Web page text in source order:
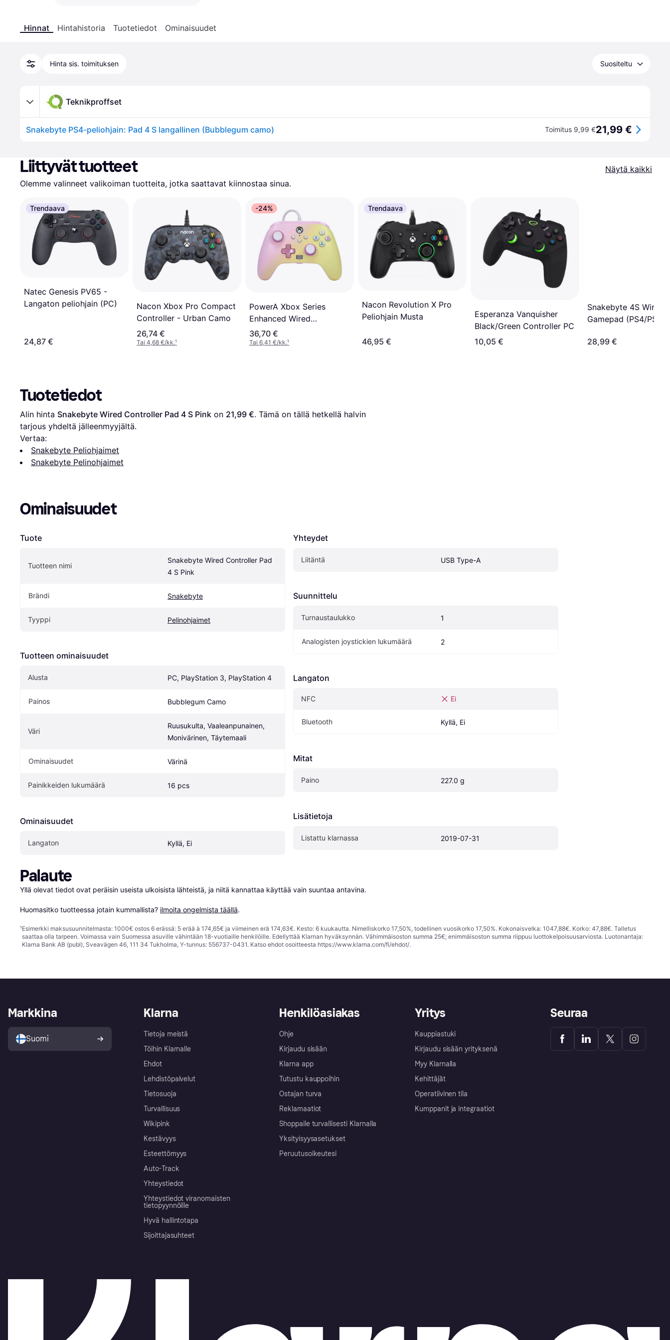
Hinnat Hintahistoria Tuotetiedot Ominaisuudet
Hinta sis. toimituksen Suositeltu
Teknikproffset
Snakebyte PS4-peliohjain: Pad 4 S langallinen (Bubblegum camo) Toimitus 9,99 €21,99 €
Liittyvät tuotteet
Näytä kaikki
Olemme valinneet valikoiman tuotteita, jotka saattavat kiinnostaa sinua.
Trendaava
Natec Genesis PV65 -
Langaton peliohjain (PC)
24,87 €
Nacon Xbox Pro Compact
Controller - Urban Camo
26,74 €
Tai 4,68 €/kk.¹
-24%
PowerA Xbox Series
Enhanced Wired
Controller - Pink
Lemonade
36,70 €
Tai 6,41 €/kk.¹
Trendaava
Nacon Revolution X Pro
Peliohjain Musta
46,95 €
Esperanza Vanquisher
Black/Green Controller PC
10,05 €
Snakebyte 4S
Gamepad (PS4/PS3)
28,99 €
Tuotetiedot
Alin hinta Snakebyte Wired Controller Pad 4 S Pink on 21,99 €. Tämä on tällä hetkellä halvin
tarjous yhdeltä jälleenmyyjältä.
Vertaa:
Snakebyte Peliohjaimet
Snakebyte Pelinohjaimet
Ominaisuudet
Tuote
Tuotteen nimi
Snakebyte Wired Controller Pad
4 S Pink
Brändi Snakebyte
Tyyppi Pelinohjaimet
Tuotteen ominaisuudet
Alusta PC, PlayStation 3, PlayStation 4
Painos Bubblegum Camo
Väri
Ruusukulta, Vaaleanpunainen,
Monivärinen, Täytemaali
Ominaisuudet Värinä
Painikkeiden lukumäärä 16 pcs
Ominaisuudet
Langaton Kyllä, Ei
Yhteydet
Liitäntä USB Type-A
Suunnittelu
Turnaustaulukko 1
Analogisten joystickien lukumäärä 2
Langaton
NFC Ei
Bluetooth Kyllä, Ei
Mitat
Paino 227.0 g
Lisätietoja
Listattu klarnassa 2019-07-31
Palaute
Yllä olevat tiedot ovat peräisin useista ulkoisista lähteistä, ja niitä kannattaa käyttää vain suuntaa antavina.
Huomasitko tuotteessa jotain kummallista? ilmoita ongelmista täällä.
¹Esimerkki maksusuunnitelmasta: 1000€ ostos 6 erässä: 5 erää à 174,65€ ja viimeinen erä 174,63€. Kesto: 6 kuukautta. Nimelliskorko 17,50%, todellinen vuosikorko 17,50%. Kokonaisvelka: 1047,88€. Korko: 47,88€. Talletus
saattaa olla tarpeen. Voimassa vain Suomessa asuville vähintään 18-vuotiaille henkilöille. Edellyttää Klarnan hyväksynnän. Vähimmäisoston summa 25€; enimmäisoston summa riippuu luottokelpoisuusarviosta. Luotonantaja:
Klarna Bank AB (publ), Sveavägen 46, 111 34 Tukholma, Y-tunnus: 556737-0431. Katso ehdot osoitteesta https://www.klarna.com/fi/ehdot/.
Klarna
Tietoja meistä
Töihin Klarnalle
Ehdot
Lehdistöpalvelut
Tietosuoja
Turvallisuus
Wikipink
Kestävyys
Esteettömyys
Auto-Track
Yhteystiedot
Yhteystiedot viranomaisten
tietopyynnöille
Hyvä hallintotapa
Sijoittajasuhteet
Henkilöasiakas
Ohje
Kirjaudu sisään
Klarna app
Tutustu kauppoihin
Ostajan turva
Reklamaatiot
Shoppaile turvallisesti Klarnalla
Yksityisyysasetukset
Peruutusoikeutesi
Yritys
Kauppiastuki
Kirjaudu sisään yrityksenä
Myy Klarnalla
Kehittäjät
Operatiivinen tila
Kumppanit ja integraatiot
Markkina
Suomi
Seuraa